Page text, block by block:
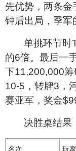
先优势，两条
钟后出局，季军
单挑环节时
的6倍。最后一
下11,200,000
10-5，转牌3，
赛亚军，奖金
决胜桌结果
名次 玩